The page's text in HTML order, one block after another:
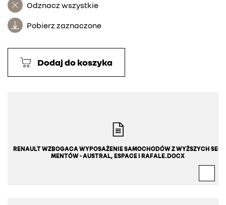
Odznacz wszystkie
Pobierz zaznaczone
Dodaj do koszyka
RENAULT WZBOGACA WYPOSAŻENIE SAMOCHODÓW Z WYŻSZYCH SEG
MENTÓW - AUSTRAL, ESPACE I RAFALE.DOCX